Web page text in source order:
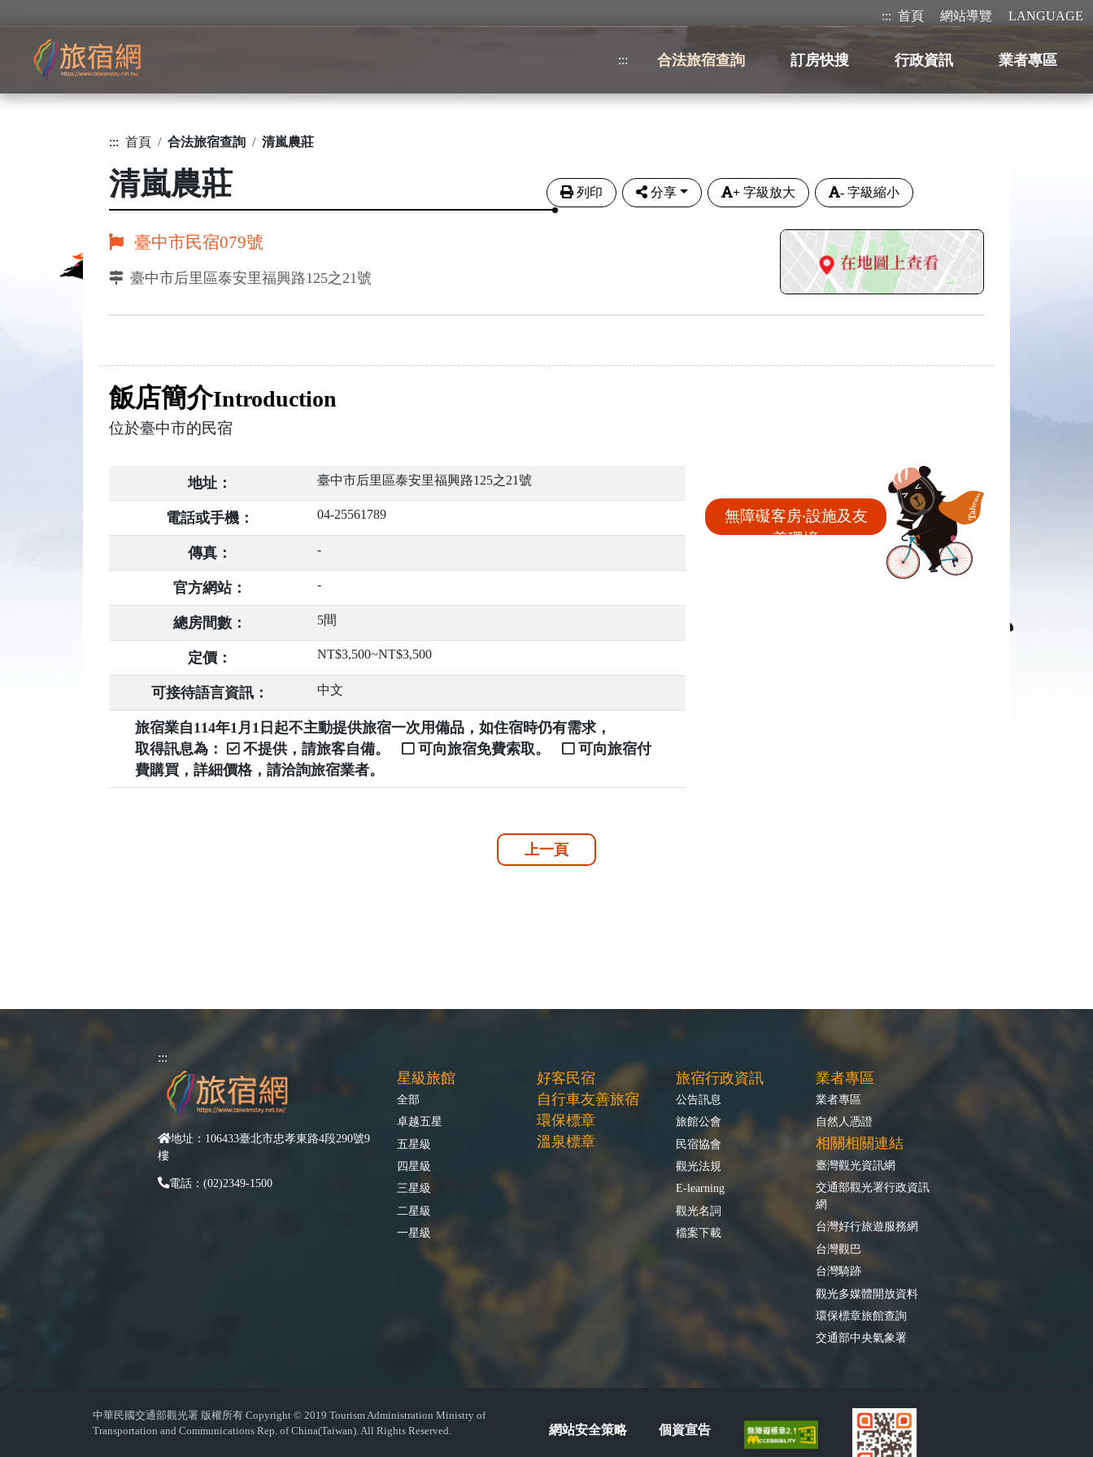
::: 首頁 網站導覽 LANGUAGE
::: 合法旅宿查詢 訂房快搜 行政資訊 業者專區
::: 首頁 合法旅宿查詢 清嵐農莊
清嵐農莊 列印 分享 + 字級放大 - 字級縮小
臺中市民宿079號
臺中市后里區泰安里福興路125之21號
飯店簡介Introduction
位於臺中市的民宿
地址： 臺中市后里區泰安里福興路125之21號
電話或手機： 04-25561789
傳真： -
官方網站： -
總房間數： 5間
定價： NT$3,500~NT$3,500
可接待語言資訊： 中文
旅宿業自114年1月1日起不主動提供旅宿一次用備品，如住宿時仍有需求，
取得訊息為：
不提供，請旅客自備。 可向旅宿免費索取。
可向旅宿付
費購買，詳細價格，請洽詢旅宿業者。
無障礙客房‧設施及友
善環境
上一頁
:::
地址：106433臺北市忠孝東路4段290號9
樓
電話：(02)2349-1500
星級旅館
全部
卓越五星
五星級
四星級
三星級
二星級
一星級
好客民宿
自行車友善旅宿
環保標章
溫泉標章
旅宿行政資訊
公告訊息
旅館公會
民宿協會
觀光法規
E-learning
觀光名詞
檔案下載
業者專區
業者專區
自然人憑證
相關相關連結
臺灣觀光資訊網
交通部觀光署行政資訊
網
台灣好行旅遊服務網
台灣觀巴
台灣騎跡
觀光多媒體開放資料
環保標章旅館查詢
交通部中央氣象署
中華民國交通部觀光署 版權所有 Copyright © 2019 Tourism Administration Ministry of
Transportation and Communications Rep. of China(Taiwan). All Rights Reserved.
網站安全策略 個資宣告